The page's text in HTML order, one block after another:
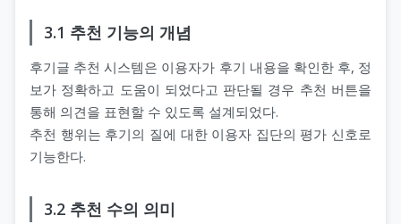
3.1 추천 기능의 개념
후기글 추천 시스템은 이용자가 후기 내용을 확인한 후, 정
보가 정확하고 도움이 되었다고 판단될 경우 추천 버튼을
통해 의견을 표현할 수 있도록 설계되었다.
추천 행위는 후기의 질에 대한 이용자 집단의 평가 신호로
기능한다.
3.2 추천 수의 의미